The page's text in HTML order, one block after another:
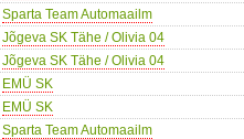
Sparta Team Automaailm
Jõgeva SK Tähe / Olivia 04
Jõgeva SK Tähe / Olivia 04
EMÜ SK
EMÜ SK
Sparta Team Automaailm